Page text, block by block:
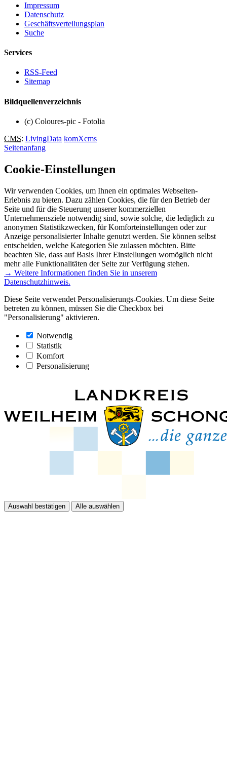
Impressum
Datenschutz
Geschäftsverteilungsplan
Suche
Services
RSS-Feed
Sitemap
Bildquellenverzeichnis
(c) Coloures-pic - Fotolia
CMS: LivingData komXcms
Seitenanfang
Cookie-Einstellungen
Wir verwenden Cookies, um Ihnen ein optimales Webseiten-
Erlebnis zu bieten. Dazu zählen Cookies, die für den Betrieb der
Seite und für die Steuerung unserer kommerziellen
Unternehmensziele notwendig sind, sowie solche, die lediglich zu
anonymen Statistikzwecken, für Komforteinstellungen oder zur
Anzeige personalisierter Inhalte genutzt werden. Sie können selbst
entscheiden, welche Kategorien Sie zulassen möchten. Bitte
beachten Sie, dass auf Basis Ihrer Einstellungen womöglich nicht
mehr alle Funktionalitäten der Seite zur Verfügung stehen.
→ Weitere Informationen finden Sie in unserem
Datenschutzhinweis.
Diese Seite verwendet Personalisierungs-Cookies. Um diese Seite
betreten zu können, müssen Sie die Checkbox bei
"Personalisierung" aktivieren.
Notwendig
Statistik
Komfort
Personalisierung
Auswahl bestätigen Alle auswählen